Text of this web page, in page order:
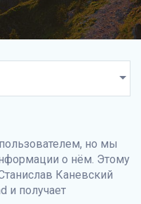
но мы
о нём. Этому
Каневский
и получает